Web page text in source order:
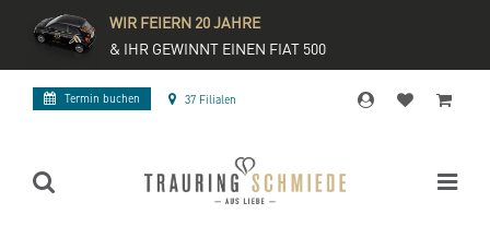
WIR FEIERN 20 JAHRE
& IHR GEWINNT EINEN FIAT 500
Termin buchen 37 Filialen